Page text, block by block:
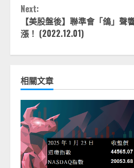
Next:
【美股盤後】聯準會「鴿」聲
漲！ (2022.12.01)
相關文章